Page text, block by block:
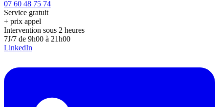
07 60 48 75 74
Service gratuit
+ prix appel
Intervention sous 2 heures
7J/7 de 9h00 à 21h00
LinkedIn